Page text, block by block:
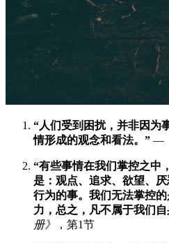
“人们受到困扰，并非因为
情形成的观念和看法。” —
“有些事情在我们掌控之中
是：观点、追求、欲望、
行为的事。我们无法掌控
力，总之，凡不属于我们
册》
，第1节